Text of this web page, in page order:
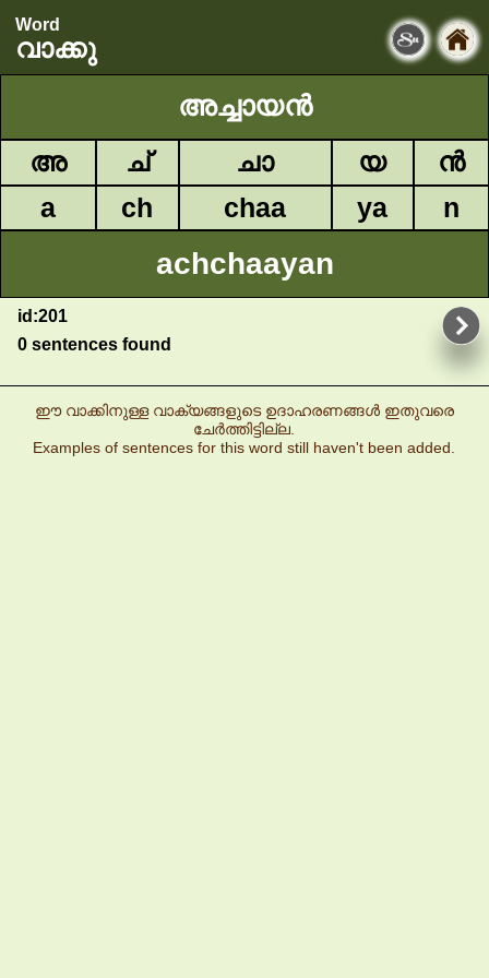
Word
വാക്കു
അച്ചായൻ
അ ച് ചാ യ
ൻ
a
ch chaa ya n
achchaayan
id:201
0 sentences found
ഈ വാക്കിനുള്ള വാക്യങ്ങളുടെ ഉദാഹരണങ്ങൾ ഇതുവരെ
ചേർത്തിട്ടില്ല.
Examples of sentences for this word still haven't been added.